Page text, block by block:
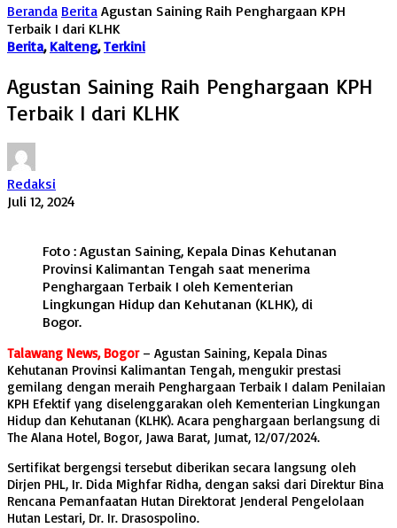
Beranda Berita Agustan Saining Raih Penghargaan KPH
Terbaik I dari KLHK
Berita, Kalteng,Terkini
Agustan Saining Raih Penghargaan KPH
Terbaik I dari KLHK
Redaksi
Juli 12, 2024
Foto : Agustan Saining, Kepala Dinas Kehutanan
Provinsi Kalimantan Tengah saat menerima
Penghargaan Terbaik I oleh Kementerian
Lingkungan Hidup dan Kehutanan (KLHK), di
Bogor.
Talawang News, Bogor– Agustan Saining, Kepala Dinas
Kehutanan Provinsi Kalimantan Tengah, mengukir prestasi
gemilang dengan meraih Penghargaan Terbaik I dalam Penilaian
KPH Efektif yang diselenggarakan oleh Kementerian Lingkungan
Hidup dan Kehutanan (KLHK). Acara penghargaan berlangsung di
The Alana Hotel, Bogor, Jawa Barat, Jumat, 12/07/2024.
Sertifikat bergengsi tersebut diberikan secara langsung oleh
Dirjen PHL, Ir. Dida Mighfar Ridha, dengan saksi dari Direktur Bina
Rencana Pemanfaatan Hutan Direktorat Jenderal Pengelolaan
Hutan Lestari, Dr. Ir. Drasospolino.